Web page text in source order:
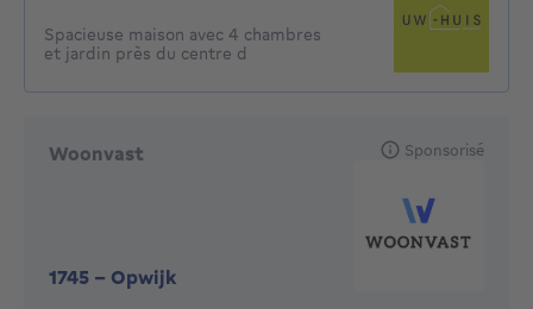
Spacieuse maison avec 4 chambres
et jardin près du centre d
Woonvast
1745 - Opwijk
Sponsorisé